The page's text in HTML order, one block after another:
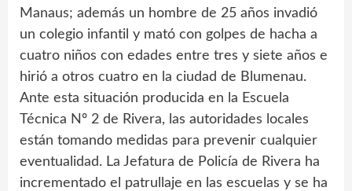
Manaus; además un hombre de 25 años invadió
un colegio infantil y mató con golpes de hacha a
cuatro niños con edades entre tres y siete años e
hirió a otros cuatro en la ciudad de Blumenau.
Ante esta situación producida en la Escuela
Técnica Nº 2 de Rivera, las autoridades locales
están tomando medidas para prevenir cualquier
eventualidad. La Jefatura de Policía de Rivera ha
incrementado el patrullaje en las escuelas y se ha